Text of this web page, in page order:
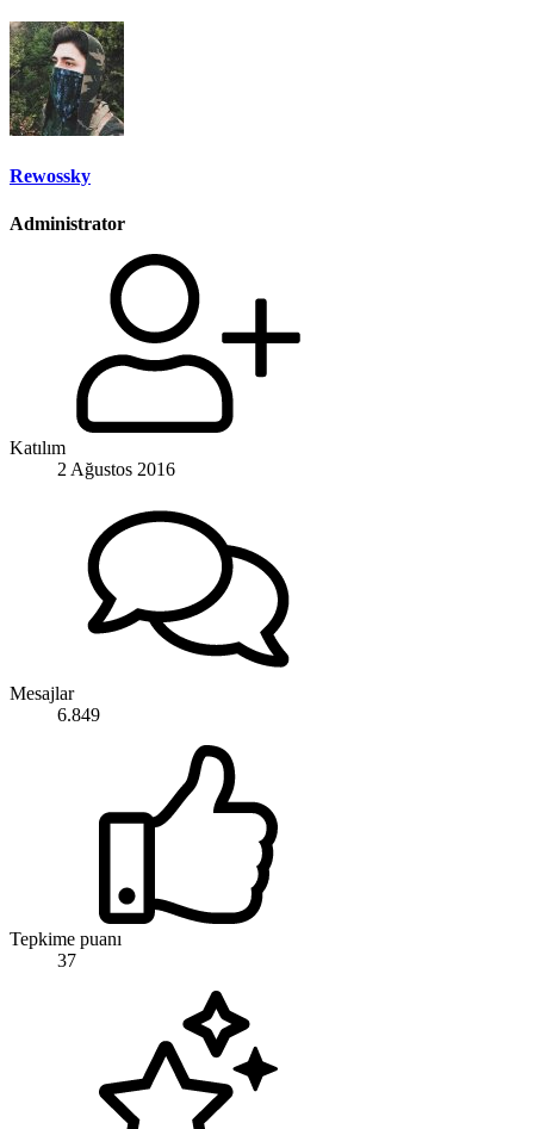
Rewossky
Administrator
Katılım
2 Ağustos 2016
Mesajlar
6.849
Tepkime puanı
37